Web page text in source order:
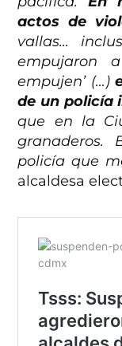
actos de
vallas…
empujaron
empujen’ (…)
de un policía
que en la
granaderos.
policía que
alcaldesa